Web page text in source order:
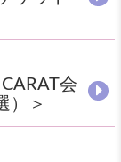
会
）＞